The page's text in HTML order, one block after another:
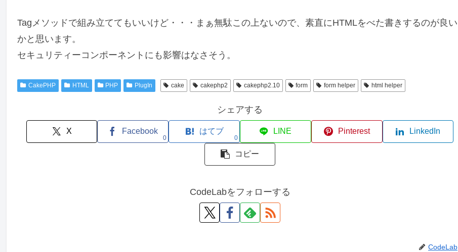
Tagメソッドで組み立ててもいいけど・・・まぁ無駄この上ないので、素直にHTMLをべた書きするのが良い
かと思います。
セキュリティーコンポーネントにも影響はなさそう。
CakePHP HTML PHP PlugIn cake cakephp2 cakephp2.10 form form helper html helper
シェアする
X Facebook
0
はてブ
0
LINE Pinterest LinkedIn
コピー
CodeLabをフォローする
CodeLab